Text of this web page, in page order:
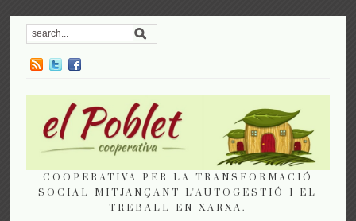
COOPERATIVA PER LA TRANSFORMACIÓ
SOCIAL MITJANÇANT L'AUTOGESTIÓ I EL
TREBALL EN XARXA.